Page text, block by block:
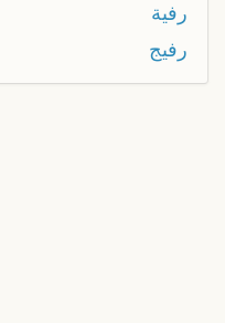
رفية
رفيج